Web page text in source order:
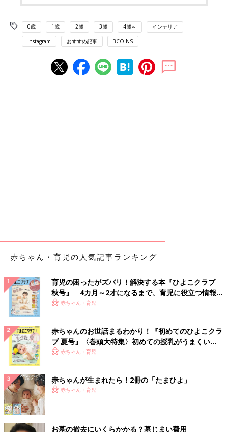
0歳 1歳 2歳 3歳 4歳～ インテリア
Instagram おすすめ記事 3COINS
赤ちゃん・育児の人気記事ランキング
育児の困ったがズバリ！解決する本『ひよこクラブ
秋号』 4カ月～2才になるまで、育児に役立つ情報が
いっぱい！
赤ちゃん・育児
赤ちゃんのお世話まるわかり！『初めてのひよこクラ
ブ 夏号』〈巻頭大特集〉初めての授乳がうまくい
く！ おっぱい・ミルクの基本と夏のトラブル 解決テ
赤ちゃん・育児
赤ちゃんが生まれたら！2冊の「たまひよ」
赤ちゃん・育児
お墓の撤去にいくらかかる？墓じまい費用